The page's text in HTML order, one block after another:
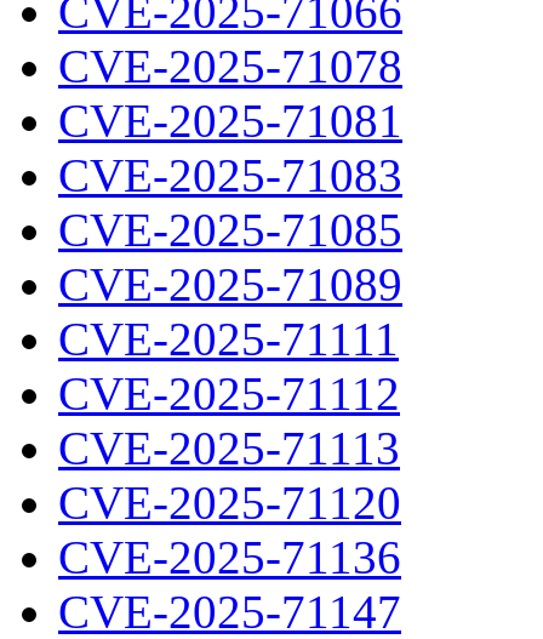
CVE-2025-71066
CVE-2025-71078
CVE-2025-71081
CVE-2025-71083
CVE-2025-71085
CVE-2025-71089
CVE-2025-71111
CVE-2025-71112
CVE-2025-71113
CVE-2025-71120
CVE-2025-71136
CVE-2025-71147